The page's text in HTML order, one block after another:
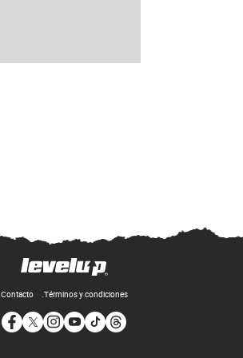
Contacto Términos y condiciones
Opens in new window
Opens in new window
Opens in new window
Opens in new window
Opens in new window
Opens in new window